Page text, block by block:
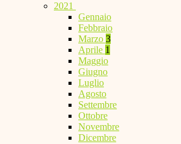
2021
Gennaio
Febbraio
Marzo 3
Aprile 1
Maggio
Giugno
Luglio
Agosto
Settembre
Ottobre
Novembre
Dicembre